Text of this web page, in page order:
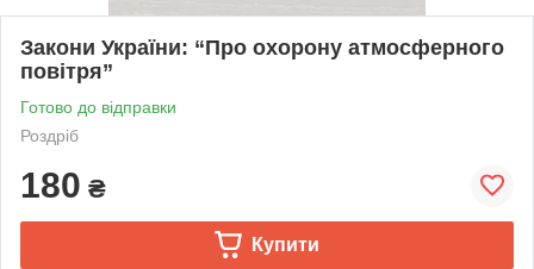
Закони України: “Про охорону атмосферного
повітря”
Готово до відправки
Роздріб
180 ₴
Купити